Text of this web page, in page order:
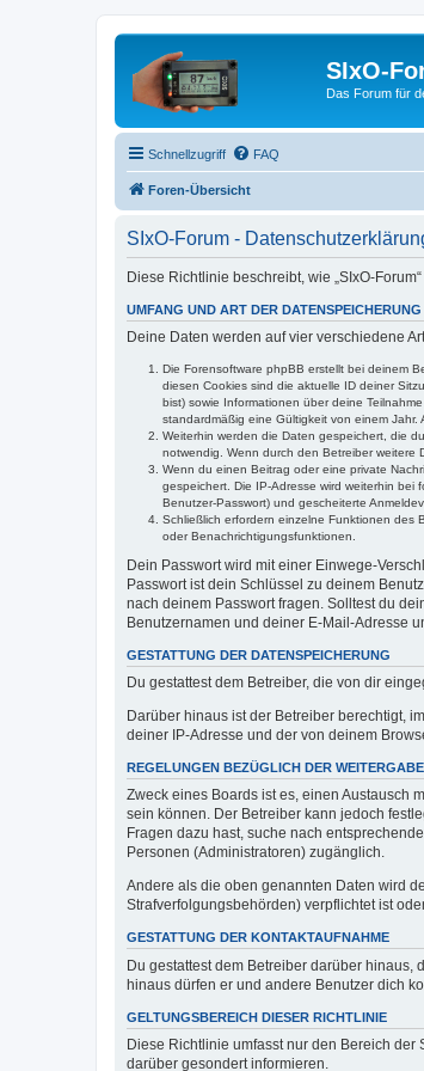
SIxO-
Das Forum für
Schnellzugriff FAQ
Foren-Übersicht
SIxO-Forum -
Diese Richtlinie beschreibt, wie „SIxO-
UMFANG UND ART DER DATENSPEICHERUNG
Deine Daten werden auf vier verschiedene
Die Forensoftware phpBB erstellt bei deinem
diesen Cookies sind die aktuelle ID deiner
bist) sowie Informationen über deine
standardmäßig eine Gültigkeit von einem Jahr.
Weiterhin werden die Daten gespeichert, die
notwendig. Wenn durch den Betreiber weitere
Wenn du einen Beitrag oder eine private
gespeichert. Die IP-Adresse wird weiterhin
Benutzer-Passwort) und gescheiterte
Schließlich erfordern einzelne Funktionen des
oder Benachrichtigungsfunktionen.
Dein Passwort wird mit einer Einwege-
Passwort ist dein Schlüssel zu deinem
nach deinem Passwort fragen. Solltest du
Benutzernamen und deiner E-Mail-Adresse
GESTATTUNG DER DATENSPEICHERUNG
Du gestattest dem Betreiber, die von dir
Darüber hinaus ist der Betreiber berechtigt,
deiner IP-Adresse und der von deinem
REGELUNGEN BEZÜGLICH DER
Zweck eines Boards ist es, einen Austausch
sein können. Der Betreiber kann jedoch
Fragen dazu hast, suche nach
Personen (Administratoren) zugänglich.
Andere als die oben genannten Daten wird
Strafverfolgungsbehörden) verpflichtet ist
GESTATTUNG DER KONTAKTAUFNAHME
Du gestattest dem Betreiber darüber
hinaus dürfen er und andere Benutzer dich
GELTUNGSBEREICH DIESER RICHTLINIE
Diese Richtlinie umfasst nur den Bereich
darüber gesondert informieren.